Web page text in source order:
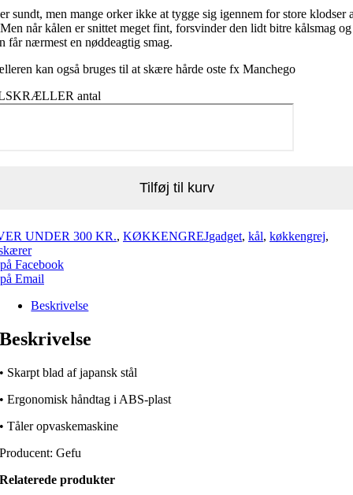
sundt, men mange orker ikke at tygge sig igennem for store klodser
når kålen er snittet meget fint, forsvinder den lidt bitre kålsmag og
får nærmest en nøddeagtig smag.
kan også bruges til at skære hårde oste fx Manchego
antal
Tilføj til kurv
UNDER 300 KR., KØKKENGREJgadget, kål, køkkengrej,
Facebook
Email
Beskrivelse
Beskrivelse
• Skarpt blad af japansk stål
• Ergonomisk håndtag i ABS-plast
• Tåler opvaskemaskine
Producent: Gefu
Relaterede produkter